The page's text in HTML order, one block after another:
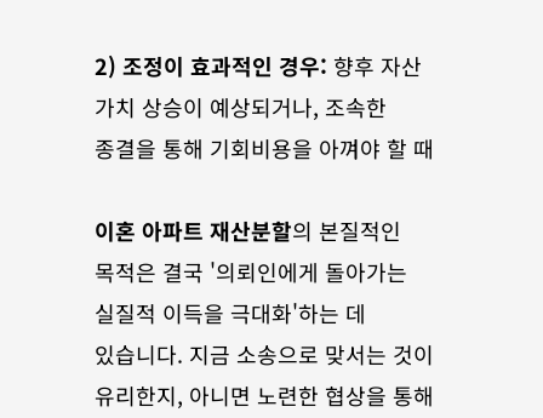
2) 조정이 효과적인 경우: 향후 자산
가치 상승이 예상되거나, 조속한
종결을 통해 기회비용을 아껴야 할 때
이혼 아파트 재산분할의 본질적인
목적은 결국 '의뢰인에게 돌아가는
실질적 이득을 극대화'하는 데
있습니다. 지금 소송으로 맞서는 것이
유리한지, 아니면 노련한 협상을 통해